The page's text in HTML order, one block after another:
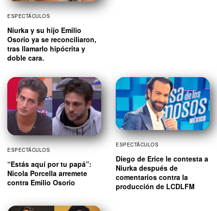
ESPECTÁCULOS
Niurka y su hijo Emilio
Osorio ya se reconciliaron,
tras llamarlo hipócrita y
doble cara.
ESPECTÁCULOS
“Estás aquí por tu papá”:
Nicola Porcella arremete
contra Emilio Osorio
ESPECTÁCULOS
Diego de Erice le contesta a
Niurka después de
comentarios contra la
producción de LCDLFM